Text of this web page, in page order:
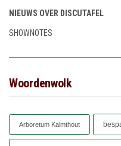
NIEUWS OVER DISCUTAFEL
SHOWNOTES
Woordenwolk
Arboretum Kalmthout